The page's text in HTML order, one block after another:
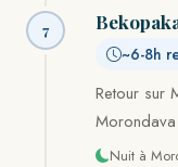
7
~6-8h
Retour sur
Nuit à